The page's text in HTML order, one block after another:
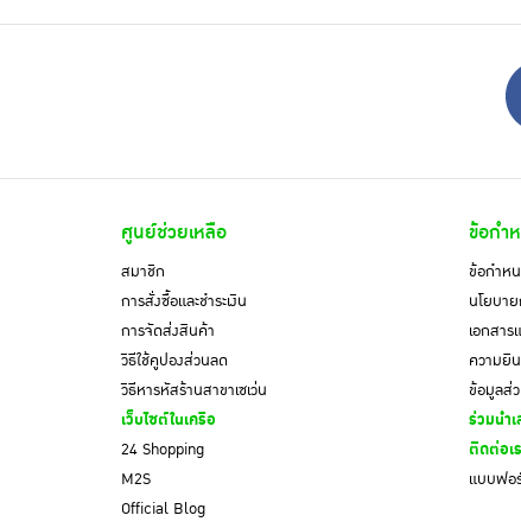
ศูนย์ช่วยเหลือ
สมาชิก
การสั่งซื้อและชำระเงิน
การจัดส่งสินค้า
วิธีใช้คูปองส่วนลด
วิธีหารหัสร้านสาขาเซเว่น
เว็บไซต์ในเครือ
24 Shopping
M2S
Official Blog
ข้อกำ
ข้อกำหน
นโยบา
เอกสา
ความยิ
ข้อมูลส่
ร่วมนำ
ติดต่อเ
แบบฟอ